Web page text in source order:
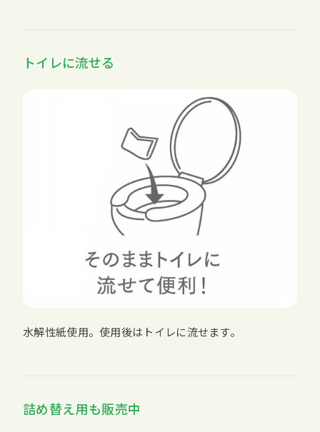
トイレに流せる
水解性紙使用。使用後はトイレに流せます。
詰め替え用も販売中